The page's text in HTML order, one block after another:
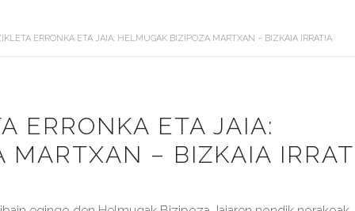
ERRONKA ETA JAIA: HELMUGAK BIZIPOZA MARTXAN – BIZKAIA IRRATIA
ERRONKA ETA JAIA:
MARTXAN – BIZKAIA